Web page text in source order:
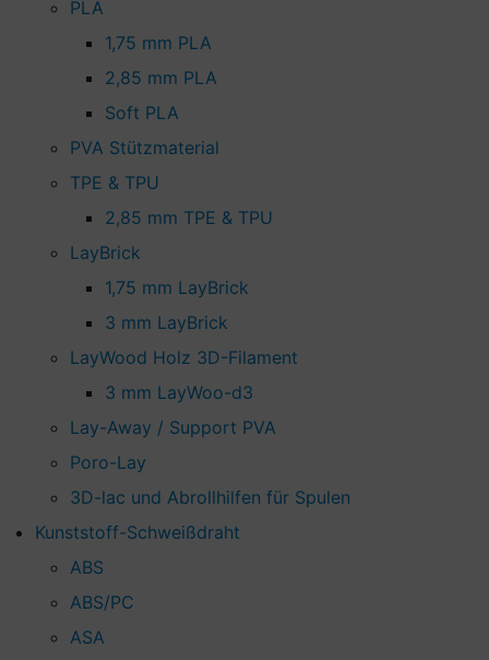
PLA
1,75 mm PLA
2,85 mm PLA
Soft PLA
PVA Stützmaterial
TPE & TPU
2,85 mm TPE & TPU
LayBrick
1,75 mm LayBrick
3 mm LayBrick
LayWood Holz 3D-Filament
3 mm LayWoo-d3
Lay-Away / Support PVA
Poro-Lay
3D-lac und Abrollhilfen für Spulen
Kunststoff-Schweißdraht
ABS
ABS/PC
ASA